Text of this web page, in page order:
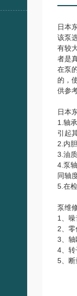
日本
该泵
有较
者是
在泵
的，
供参
日本
1.轴
引起
2.内
3.油
4.泵
同轴
5.在
泵维
1、
2、
3、轴
4、转
5、断